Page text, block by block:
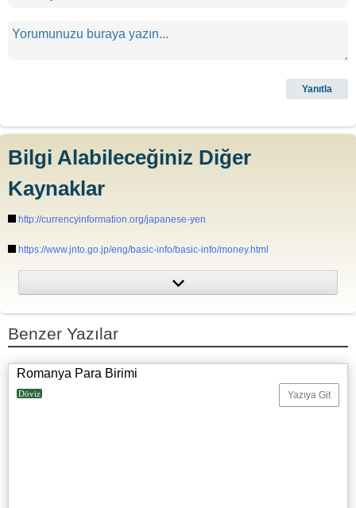
Bilgi Alabileceğiniz Diğer
Kaynaklar
http://currencyinformation.org/japanese-yen
https://www.jnto.go.jp/eng/basic-info/basic-info/money.html
Benzer Yazılar
Romanya Para Birimi
Döviz Yazıya Git